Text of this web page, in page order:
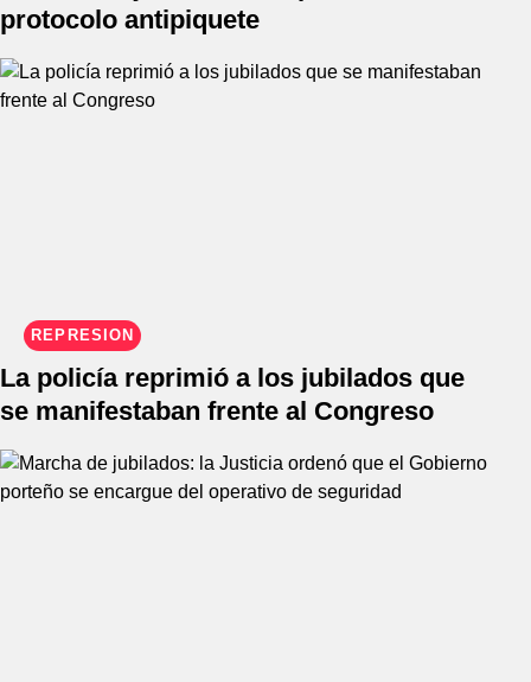
protocolo antipiquete
REPRESIÓN
La policía reprimió a los jubilados que
se manifestaban frente al Congreso